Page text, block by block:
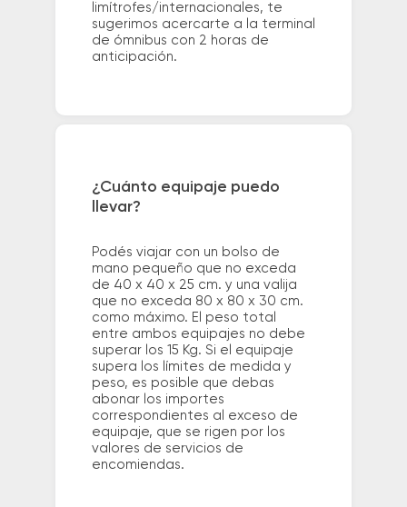
limítrofes/internacionales, te
sugerimos acercarte a la terminal
de ómnibus con 2 horas de
anticipación.
¿Cuánto equipaje puedo
llevar?
Podés viajar con un bolso de
mano pequeño que no exceda
de 40 x 40 x 25 cm. y una valija
que no exceda 80 x 80 x 30 cm.
como máximo. El peso total
entre ambos equipajes no debe
superar los 15 Kg. Si el equipaje
supera los límites de medida y
peso, es posible que debas
abonar los importes
correspondientes al exceso de
equipaje, que se rigen por los
valores de servicios de
encomiendas.